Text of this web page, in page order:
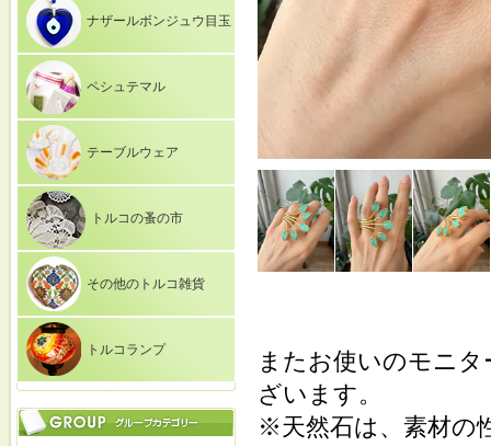
ナザールボンジュウ目玉
ペシュテマル
テーブルウェア
トルコの蚤の市
その他のトルコ雑貨
トルコランプ
またお使いのモニ
ざいます。
※天然石は、素材の